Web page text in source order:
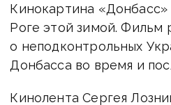
Кинокартина
Роге этой зимой. Фильм
о неподконтрольных
Донбасса во время и
Кинолента Сергея